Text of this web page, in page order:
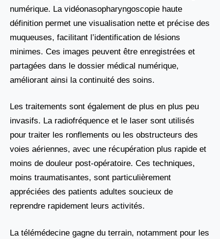
numérique. La vidéonasopharyngoscopie haute
définition permet une visualisation nette et précise des
muqueuses, facilitant l’identification de lésions
minimes. Ces images peuvent être enregistrées et
partagées dans le dossier médical numérique,
améliorant ainsi la continuité des soins.
Les traitements sont également de plus en plus peu
invasifs. La radiofréquence et le laser sont utilisés
pour traiter les ronflements ou les obstructeurs des
voies aériennes, avec une récupération plus rapide et
moins de douleur post-opératoire. Ces techniques,
moins traumatisantes, sont particulièrement
appréciées des patients adultes soucieux de
reprendre rapidement leurs activités.
La télémédecine gagne du terrain, notamment pour les